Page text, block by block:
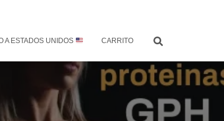
A ESTADOS UNIDOS CARRITO